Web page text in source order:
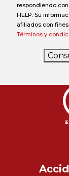
respondiendo
HELP. Su
afiliados con
Términos y